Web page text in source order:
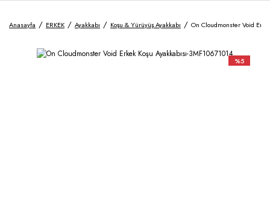
Anasayfa ERKEK Ayakkabı Koşu & Yürüyüş Ayakkabı On Cloudmonster Void
%5